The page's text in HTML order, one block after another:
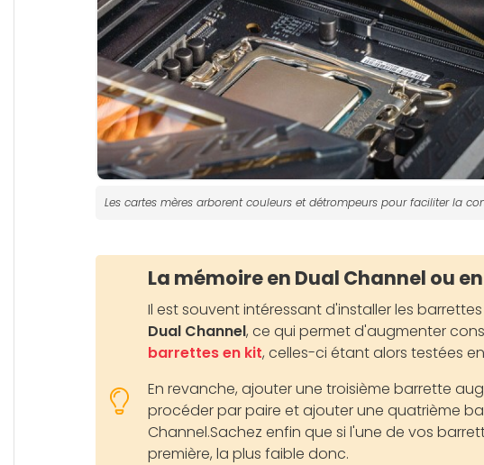
Les cartes mères arborent couleurs et détrompeurs pour faciliter la
La mémoire en Dual Channel ou
Il est souvent intéressant d'installer les
Dual Channel, ce qui permet d'augmenter
barrettes en kit, celles-ci étant alors testées
En revanche, ajouter une troisième barrette
procéder par paire et ajouter une quatrième
Channel.Sachez enfin que si l'une de vos
première, la plus faible donc.